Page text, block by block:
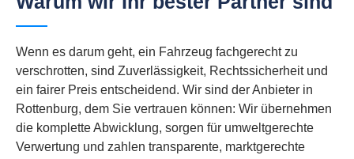
Wenn es darum geht, ein Fahrzeug fachgerecht zu
verschrotten, sind Zuverlässigkeit, Rechtssicherheit und
ein fairer Preis entscheidend. Wir sind der Anbieter in
Rottenburg, dem Sie vertrauen können: Wir übernehmen
die komplette Abwicklung, sorgen für umweltgerechte
Verwertung und zahlen transparente, marktgerechte